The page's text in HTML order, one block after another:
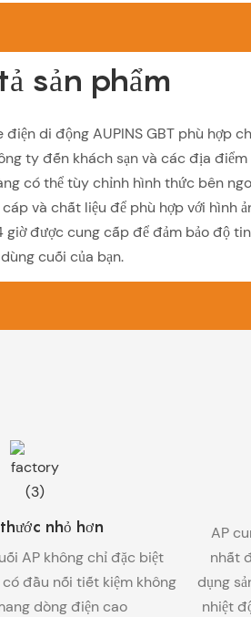
sản phẩm
điện di động AUPINS GBT phù hợp
ty đến khách sạn và các địa
có thể tùy chỉnh hình thức bên
và chất liệu để phù hợp với hình
giờ được cung cấp để đảm bảo độ
cuối của bạn.
nhỏ hơn
AP không chỉ đặc biệt
có đầu nối tiết kiệm không
dòng điện cao
AP
nhất
dụng
nhiệt